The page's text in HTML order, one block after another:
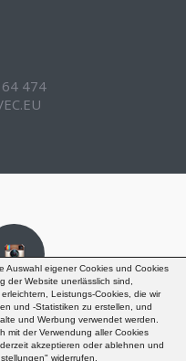
Auswahl eigener Cookies und Cookies
der Website unerlässlich sind,
Leistungs-Cookies, die wir
und -Statistiken zu erstellen, und
und Werbung verwendet werden.
mit der Verwendung aller Cookies
akzeptieren oder ablehnen und
widerrufen.
474